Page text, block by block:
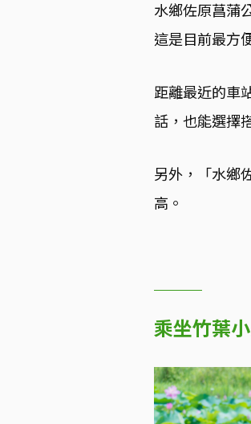
水鄉佐原菖蒲
這是目前最方
距離最近的車
話，也能選擇
另外，「水鄉
高。
乘坐竹葉